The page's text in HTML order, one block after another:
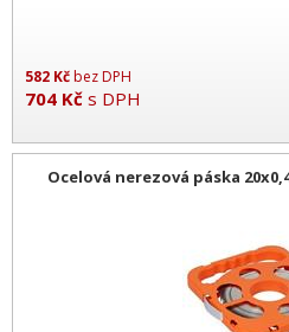
582 Kčbez DPH
704 Kč s DPH
Ocelová nerezová páska